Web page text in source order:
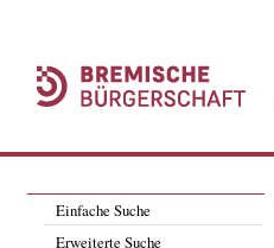
Einfache Suche
Erweiterte Suche